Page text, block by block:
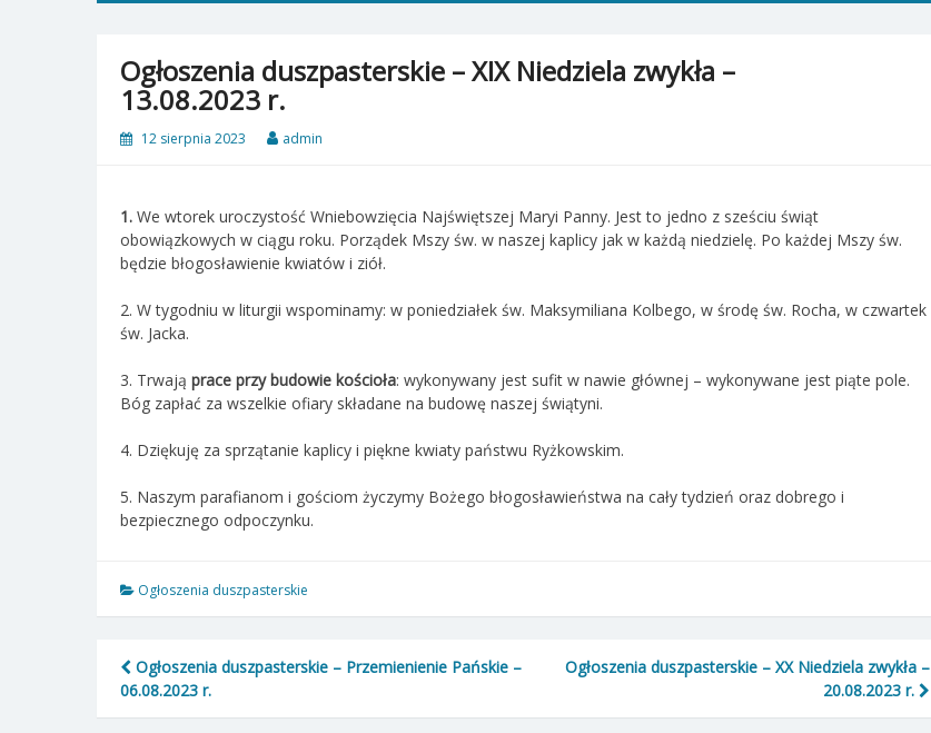
Ogłoszenia duszpasterskie – XIX Niedziela zwykła –
13.08.2023 r.
12 sierpnia 2023 admin
1. We wtorek uroczystość Wniebowzięcia Najświętszej Maryi Panny. Jest to jedno z sześciu świąt
obowiązkowych w ciągu roku. Porządek Mszy św. w naszej kaplicy jak w każdą niedzielę. Po każdej Mszy św.
będzie błogosławienie kwiatów i ziół.
2. W tygodniu w liturgii wspominamy: w poniedziałek św. Maksymiliana Kolbego, w środę św. Rocha, w czwartek
św. Jacka.
3. Trwają prace przy budowie kościoła: wykonywany jest sufit w nawie głównej – wykonywane jest piąte pole.
Bóg zapłać za wszelkie ofiary składane na budowę naszej świątyni.
4. Dziękuję za sprzątanie kaplicy i piękne kwiaty państwu Ryżkowskim.
5. Naszym parafianom i gościom życzymy Bożego błogosławieństwa na cały tydzień oraz dobrego i
bezpiecznego odpoczynku.
Ogłoszenia duszpasterskie
Nawigacja
wpisu
Ogłoszenia duszpasterskie – Przemienienie Pańskie –
06.08.2023 r.
Ogłoszenia duszpasterskie – XX Niedziela zwykła –
20.08.2023 r.